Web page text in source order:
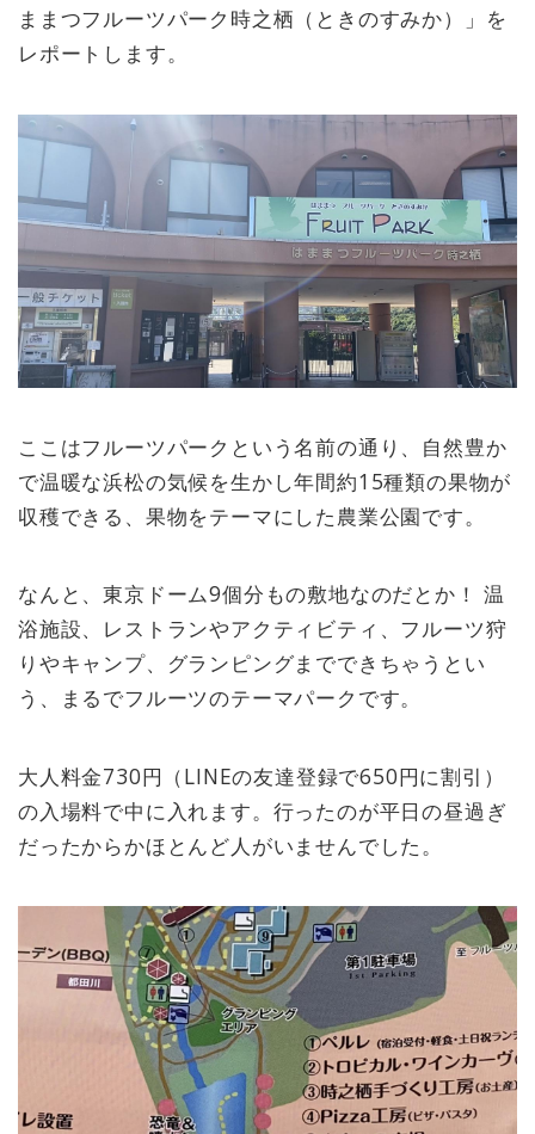
ままつフルーツパーク時之栖（ときのすみか）」を
レポートします。
ここはフルーツパークという名前の通り、自然豊か
で温暖な浜松の気候を生かし年間約15種類の果物が
収穫できる、果物をテーマにした農業公園です。
なんと、東京ドーム9個分もの敷地なのだとか！ 温
浴施設、レストランやアクティビティ、フルーツ狩
りやキャンプ、グランピングまでできちゃうとい
う、まるでフルーツのテーマパークです。
大人料金730円（LINEの友達登録で650円に割引）
の入場料で中に入れます。行ったのが平日の昼過ぎ
だったからかほとんど人がいませんでした。